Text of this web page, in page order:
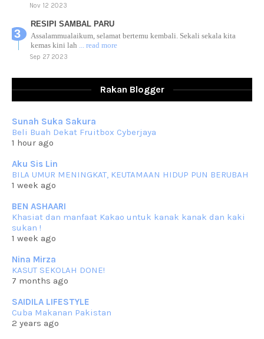
Nov 12 2023
RESIPI SAMBAL PARU
Assalammualaikum, selamat bertemu kembali. Sekali sekala kita
kemas kini lah
... read more
Sep 27 2023
Assalammualaikum, salam sejahtera dan salam rindu untuk semua.
RESIPI KUIH KASWI KELEDEK UNGU
Assalammualaikum, salam semua. Masih belum terlambat untuk che
mat ucapkan
Jun 30 2023
RESIPI KURMA AYAM MERAH
Assalammualaikum, salam semua. Hari ni 4 Zulhijjah 1444 Hijrah,
Jun 23 2023
RESIPI SAMBAL PARU
Assalammualaikum, salam sejahtera semua. Lama betul che mat tak
Jun 20 2023
RESIPI PISANG MUDA MASAK LEMAK
lemak ni che mat... read more
Mar 07 2023
Rakan Blogger
Sunah Suka Sakura
Beli Buah Dekat Fruitbox Cyberjaya
1 hour ago
Aku Sis Lin
BILA UMUR MENINGKAT, KEUTAMAAN HIDUP PUN BERUBAH
1 week ago
BEN ASHAARI
Khasiat dan manfaat Kakao untuk kanak kanak dan kaki
sukan !
1 week ago
Nina Mirza
KASUT SEKOLAH DONE!
7 months ago
SAIDILA LIFESTYLE
Cuba Makanan Pakistan
2 years ago